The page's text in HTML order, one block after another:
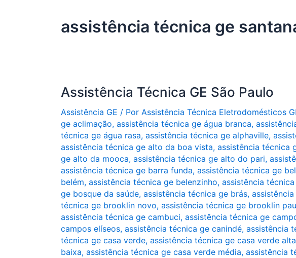
assistência técnica ge
Assistência Técnica GE São Paulo
Assistência GE / Por Assistência Técnica Eletrodomésticos
ge aclimação, assistência técnica ge água branca,
técnica ge água rasa, assistência técnica ge alphaville,
assistência técnica ge alto da boa vista, assistência técnica
ge alto da mooca, assistência técnica ge alto do pari,
assistência técnica ge barra funda, assistência técnica ge
belém, assistência técnica ge belenzinho, assistência
ge bosque da saúde, assistência técnica ge brás,
técnica ge brooklin novo, assistência técnica ge brooklin
assistência técnica ge cambuci, assistência técnica ge
campos elíseos, assistência técnica ge canindé, assistência
técnica ge casa verde, assistência técnica ge casa verde alta
baixa, assistência técnica ge casa verde média, assistência